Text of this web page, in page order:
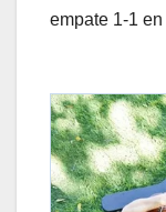
empate 1-1